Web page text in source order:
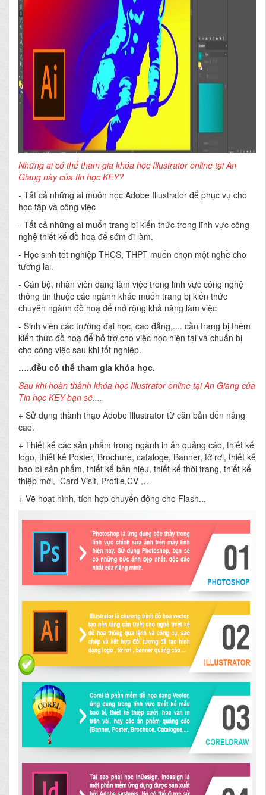
Những ai có thể tham gia khóa học Illustrator online tại An
Giang này của tin học KEY?
- Tất cả những ai muốn học Adobe Illustrator để phục vụ cho
học tập và công việc
- Tất cả những ai muốn trang bị kiến thức trong lĩnh vực công
nghệ thiết kế đồ hoạ để sớm đi làm.
- Học sinh tốt nghiệp THCS, THPT muốn chọn một nghề cho
tương lai.
- Cán bộ, nhân viên đang làm việc trong lĩnh vực công nghệ
thông tin thuộc các ngành khác muốn trang bị kiến thức
chuyên ngành đồ hoạ để mở rộng khả năng làm việc
- Sinh viên các trường đại học, cao đẳng,.... cần trang bị thêm
kiến thức đồ hoạ để hỗ trợ cho việc học hiện tại và chuẩn bị
cho công việc sau khi tốt nghiệp.
…..đều có thể tham gia khóa học.
Sau khi hoàn thành khóa học Illustrator online tại An Giang của
Tin học KEY bạn sẽ....
+ Sử dụng thành thạo Adobe Illustrator từ căn bản đến nâng
cao.
+ Thiết kế các sản phẩm trong ngành in ấn quảng cáo, thiết kế
logo, thiết kế Poster, Brochure, cataloge, Banner, tờ rơi, thiết kế
bao bì sản phẩm, thiết kế bản hiệu, thiết kế thời trang, thiết kế
thiệp mời, Card Visit, Profile,CV ,…
+ Vẽ hoạt hình, tích hợp chuyển động cho Flash...